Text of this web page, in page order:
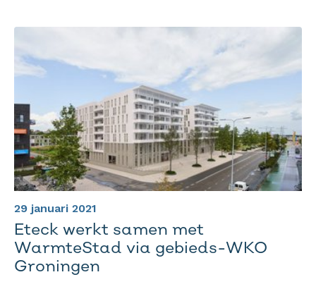
Eteck werkt samen met
WarmteStad via gebieds-WKO
Groningen
29 januari 2021